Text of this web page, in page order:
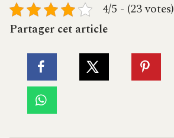
4/5 - (23 votes)
Partager cet article